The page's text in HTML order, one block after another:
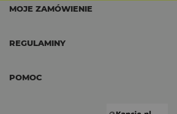
MOJE ZAMÓWIENIE
REGULAMINY
POMOC